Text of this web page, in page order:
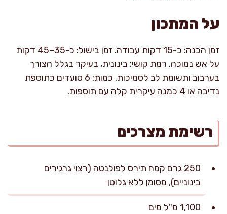
על המתכון
זמן הכנה: כ-15 דקות עבודה. זמן בישול: כ-35–45 דקות
על אש נמוכה. רמת קושי: בינונית, בעיקר בגלל הצורך
בערבוב ותשומת לב לסמיכות. כמות: 6 סועדים כתוספת
נדיבה או 4 כמנה עיקרית קלה עם תוספות.
רשימת מצרכים
250 גרם קמח תירס לפולנטה (רצוי גרגירים
בינוניים), מסומן ללא גלוטן
1,100 מ"ל מים